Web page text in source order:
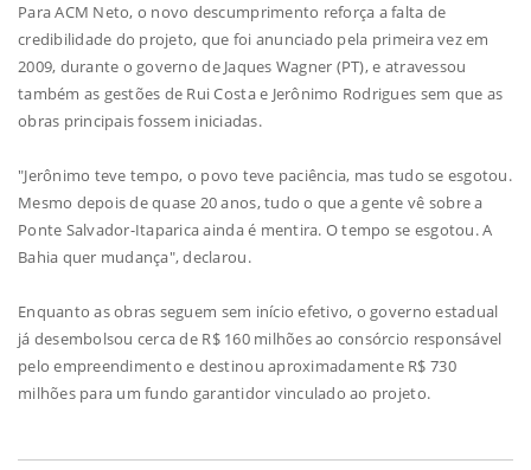
Para ACM Neto, o novo descumprimento reforça a falta de
credibilidade do projeto, que foi anunciado pela primeira vez em
2009, durante o governo de Jaques Wagner (PT), e atravessou
também as gestões de Rui Costa e Jerônimo Rodrigues sem que as
obras principais fossem iniciadas.
"Jerônimo teve tempo, o povo teve paciência, mas tudo se esgotou.
Mesmo depois de quase 20 anos, tudo o que a gente vê sobre a
Ponte Salvador-Itaparica ainda é mentira. O tempo se esgotou. A
Bahia quer mudança", declarou.
Enquanto as obras seguem sem início efetivo, o governo estadual
já desembolsou cerca de R$ 160 milhões ao consórcio responsável
pelo empreendimento e destinou aproximadamente R$ 730
milhões para um fundo garantidor vinculado ao projeto.